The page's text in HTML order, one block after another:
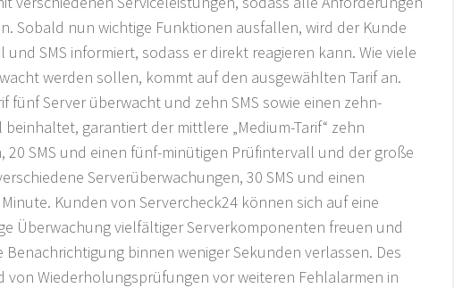
Sobald nun wichtige Funktionen ausfallen, wird der Kunde
und SMS informiert, sodass er direkt reagieren kann. Wie viele
werden sollen, kommt auf den ausgewählten Tarif an.
fünf Server überwacht und zehn SMS sowie einen zehn-
garantiert der mittlere „Medium-Tarif“ zehn
20 SMS und einen fünf-minütigen Prüfintervall und der große
Serverüberwachungen, 30 SMS und einen
Kunden von Servercheck24 können sich auf eine
Überwachung vielfältiger Serverkomponenten freuen und
Benachrichtigung binnen weniger Sekunden verlassen. Des
von Wiederholungsprüfungen vor weiteren Fehlalarmen in